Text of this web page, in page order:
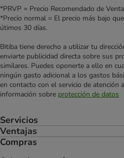
*PRVP = Precio Recomendado de
*Precio normal = El precio más bajo
útimos 30 días.
Bitiba tiene derecho a utilizar tu
enviarte publicidad directa sobre sus
similares. Puedes oponerte a ello en
ningún gasto adicional a los gastos
en contacto con el servicio de atención
información sobre protección de datos
Servicios
Ventajas
Compras